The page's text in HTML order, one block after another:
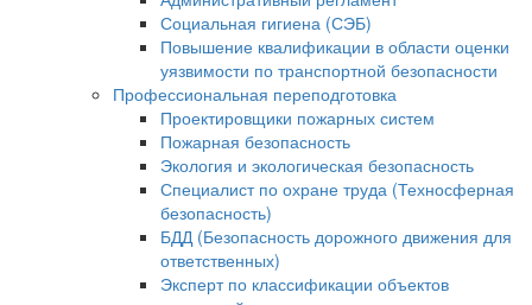
Социальная гигиена (СЭБ)
Повышение квалификации в области оценки
уязвимости по транспортной безопасности
Профессиональная переподготовка
Проектировщики пожарных систем
Пожарная безопасность
Экология и экологическая безопасность
Специалист по охране труда (Техносферная
безопасность)
БДД (Безопасность дорожного движения для
ответственных)
Эксперт по классификации объектов